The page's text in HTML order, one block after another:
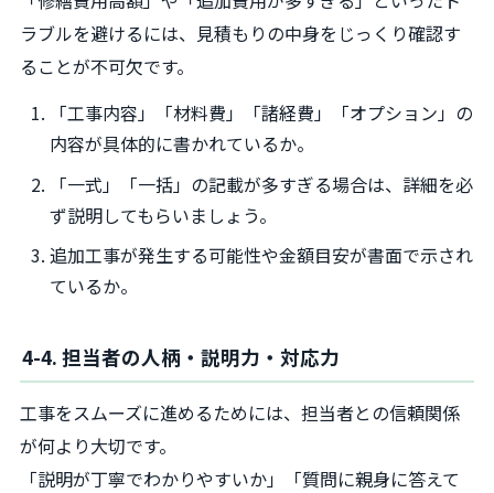
ラブルを避けるには、見積もりの中身をじっくり確認す
ることが不可欠です。
「工事内容」「材料費」「諸経費」「オプション」の
内容が具体的に書かれているか。
「一式」「一括」の記載が多すぎる場合は、詳細を必
ず説明してもらいましょう。
追加工事が発生する可能性や金額目安が書面で示され
ているか。
4-4. 担当者の人柄・説明力・対応力
工事をスムーズに進めるためには、担当者との信頼関係
が何より大切です。
「説明が丁寧でわかりやすいか」「質問に親身に答えて